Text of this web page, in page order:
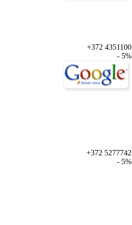
+372 4351100
- 5%
+372 5277742
- 5%